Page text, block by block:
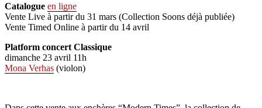
Catalogue en ligne
Vente Live à partir du 31 mars (Collection Soons déjà publiée)
Vente Timed Online à partir du 14 avril
Platform concert Classique
dimanche 23 avril 11h
Mona Verhas (violon)